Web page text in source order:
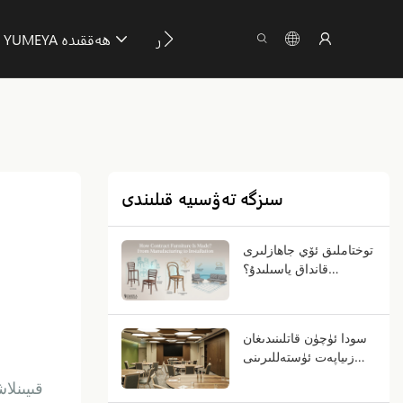
YUMEYA ھەققىدە ئۇچۇر بىزگە تاباش
سىزگە تەۋسىيە قىلىندى
توختاملىق ئۆي جاھازلىرى
قانداق ياسىلىدۇ؟
سودا ئۈچۈن قاتلىنىدىغان
زىياپەت ئۈستەللىرىنى